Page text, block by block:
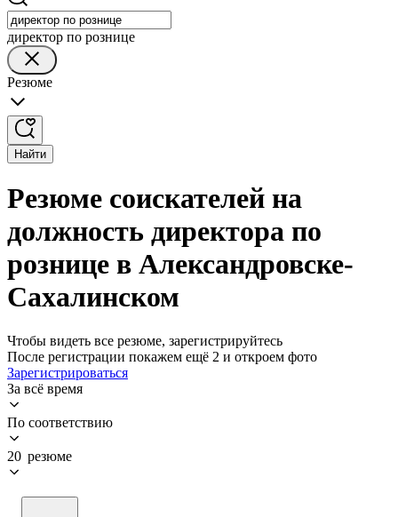
директор по рознице
Резюме
Найти
Резюме соискателей на
должность директора по
рознице в Александровске-
Сахалинском
Чтобы видеть все резюме, зарегистрируйтесь
После регистрации покажем ещё 2 и откроем фото
Зарегистрироваться
За всё время
По соответствию
20 резюме